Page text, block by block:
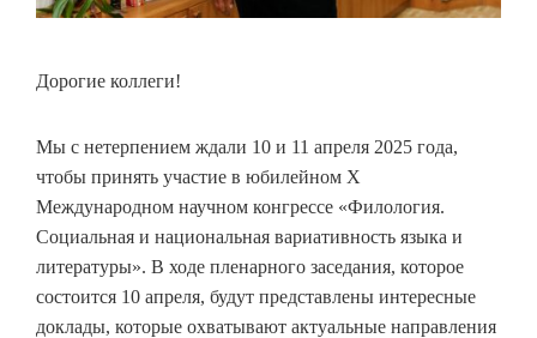
Дорогие коллеги!
Мы с нетерпением ждали 10 и 11 апреля 2025 года,
чтобы принять участие в юбилейном Х
Международном научном конгрессе «Филология.
Социальная и национальная вариативность языка и
литературы». В ходе пленарного заседания, которое
состоится 10 апреля, будут представлены интересные
доклады, которые охватывают актуальные направления